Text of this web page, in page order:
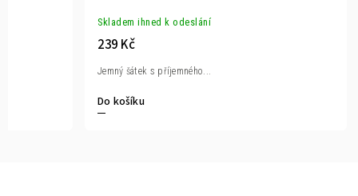
Skladem ihned k odeslání
239 Kč
Do košíku
Jemný šátek s příjemného...